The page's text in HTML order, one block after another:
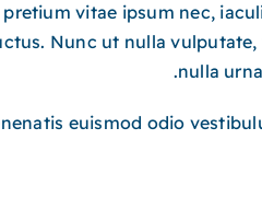
pretium vitae ipsum nec,
Nunc ut nulla
nulla
euismod odio